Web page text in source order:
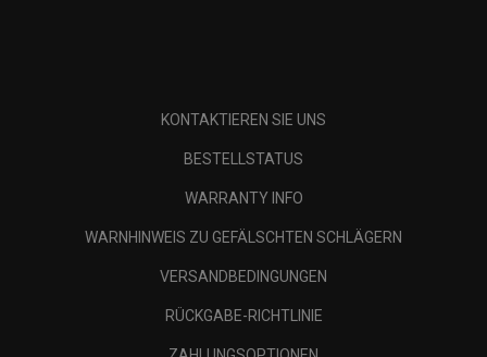
KONTAKTIEREN SIE UNS
BESTELLSTATUS
WARRANTY INFO
WARNHINWEIS ZU GEFÄLSCHTEN SCHLÄGERN
VERSANDBEDINGUNGEN
RÜCKGABE-RICHTLINIE